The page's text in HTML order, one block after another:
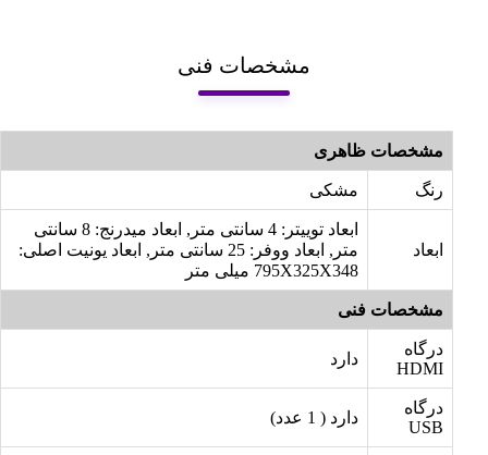
مشخصات فنی
مشخصات ظاهری
رنگ مشکی
ابعاد
ابعاد توییتر: 4 سانتی متر, ابعاد میدرنج: 8 سانتی
متر, ابعاد ووفر: 25 سانتی متر, ابعاد یونیت اصلی:
795X325X348 میلی متر
مشخصات فنی
درگاه
HDMI
دارد
درگاه
USB
دارد ( 1 عدد)